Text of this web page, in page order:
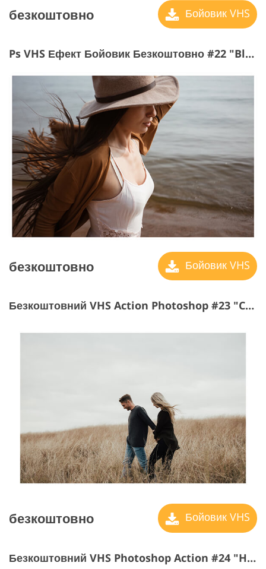
безкоштовно Бойовик VHS
Ps VHS Ефект Бойовик Безкоштовно #22 "Black Frame"
безкоштовно Бойовик VHS
Безкоштовний VHS Action Photoshop #23 "Color Frame"
безкоштовно Бойовик VHS
Безкоштовний VHS Photoshop Action #24 "Horizontal Lines"